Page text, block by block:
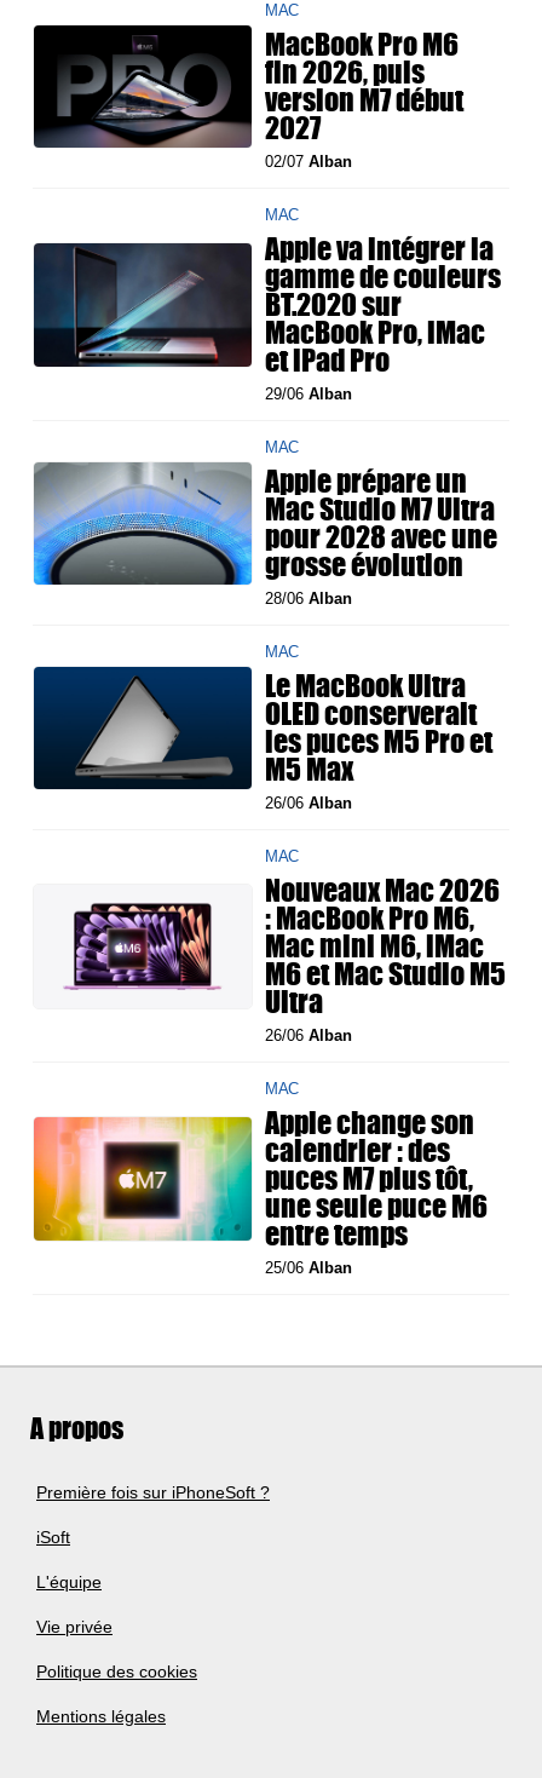
MAC
MacBook Pro M6
fin 2026, puis
version M7 début
2027
02/07Alban
MAC
Apple va intégrer la
gamme de couleurs
BT.2020 sur
MacBook Pro, iMac
et iPad Pro
29/06Alban
MAC
Apple prépare un
Mac Studio M7 Ultra
pour 2028 avec une
grosse évolution
28/06Alban
MAC
Le MacBook Ultra
OLED conserverait
les puces M5 Pro et
M5 Max
26/06Alban
MAC
Nouveaux Mac 2026
: MacBook Pro M6,
Mac mini M6, iMac
M6 et Mac Studio M5
Ultra
26/06Alban
MAC
Apple change son
calendrier : des
puces M7 plus tôt,
une seule puce M6
entre temps
25/06Alban
A propos
Première fois sur iPhoneSoft ?
iSoft
L'équipe
Vie privée
Politique des cookies
Mentions légales